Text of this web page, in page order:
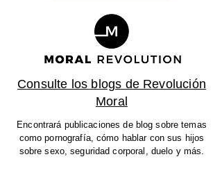
Consulte los blogs de Revolución
Moral
Encontrará publicaciones de blog sobre temas
como pornografía, cómo hablar con sus hijos
sobre sexo, seguridad corporal, duelo y más.